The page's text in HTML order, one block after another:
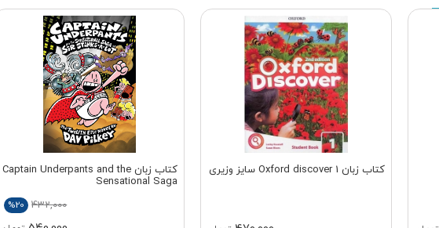
کتاب زبان Oxford discover 1 سایز وزیری
کتاب زبان Captain Underpants and the
Sensational Saga
432,000
%20